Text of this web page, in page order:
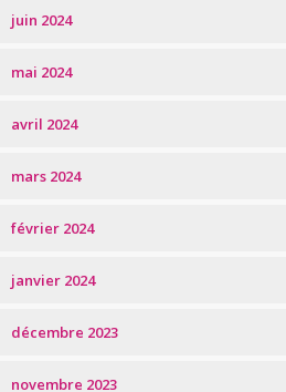
juin 2024
mai 2024
avril 2024
mars 2024
février 2024
janvier 2024
décembre 2023
novembre 2023